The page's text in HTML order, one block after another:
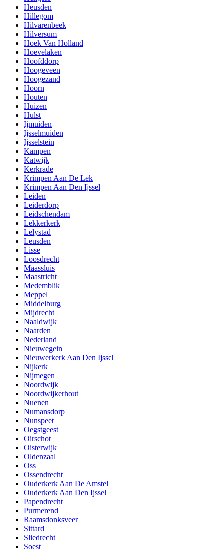
Heusden
Hillegom
Hilvarenbeek
Hilversum
Hoek Van Holland
Hoevelaken
Hoofddorp
Hoogeveen
Hoogezand
Hoorn
Houten
Huizen
Hulst
Ijmuiden
Ijsselmuiden
Ijsselstein
Kampen
Katwijk
Kerkrade
Krimpen Aan De Lek
Krimpen Aan Den Ijssel
Leiden
Leiderdorp
Leidschendam
Lekkerkerk
Lelystad
Leusden
Lisse
Loosdrecht
Maassluis
Maastricht
Medemblik
Meppel
Middelburg
Mijdrecht
Naaldwijk
Naarden
Nederland
Nieuwegein
Nieuwerkerk Aan Den Ijssel
Nijkerk
Nijmegen
Noordwijk
Noordwijkerhout
Nuenen
Numansdorp
Nunspeet
Oegstgeest
Oirschot
Oisterwijk
Oldenzaal
Oss
Ossendrecht
Ouderkerk Aan De Amstel
Ouderkerk Aan Den Ijssel
Papendrecht
Purmerend
Raamsdonksveer
Sittard
Sliedrecht
Soest